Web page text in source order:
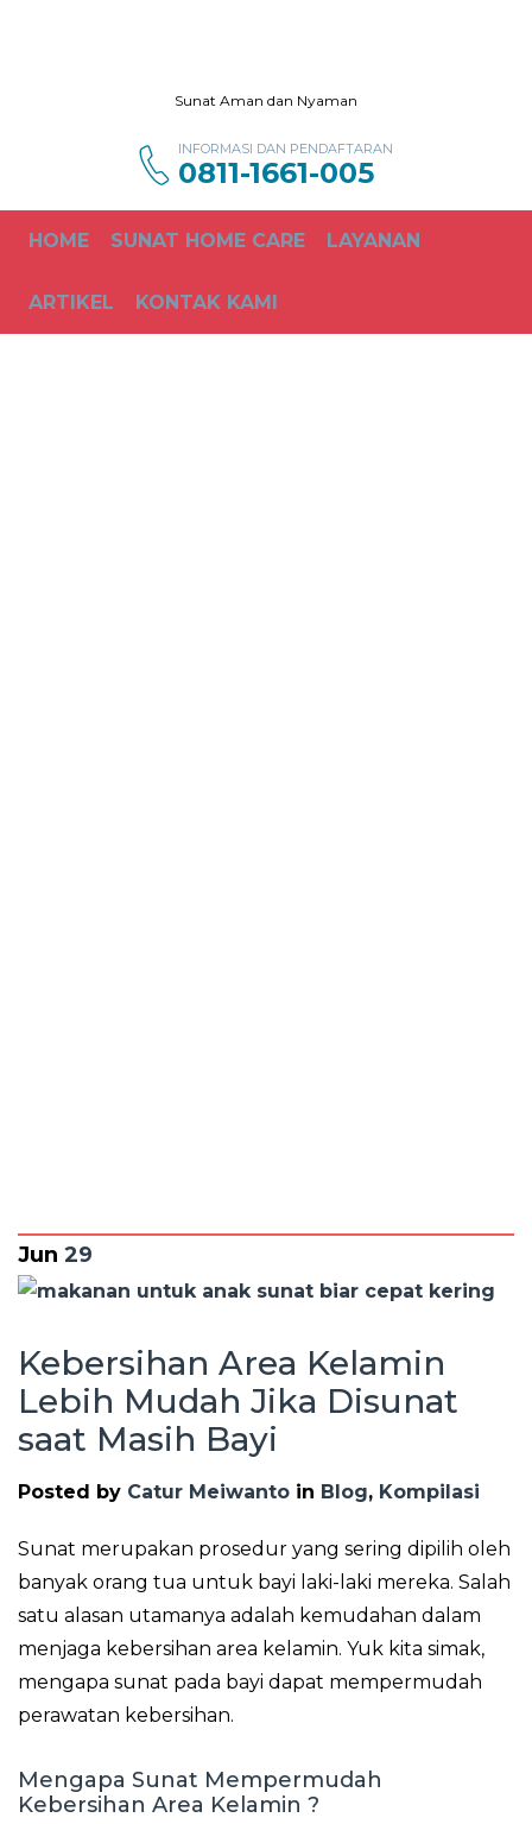
Sunat Aman dan Nyaman
INFORMASI DAN PENDAFTARAN
0811-1661-005
HOME SUNAT HOME CARE LAYANAN
ARTIKEL KONTAK KAMI
Jun 29
Kebersihan Area Kelamin
Lebih Mudah Jika Disunat
saat Masih Bayi
Posted by Catur Meiwanto in Blog, Kompilasi
Sunat merupakan prosedur yang sering dipilih oleh
banyak orang tua untuk bayi laki-laki mereka. Salah
satu alasan utamanya adalah kemudahan dalam
menjaga kebersihan area kelamin. Yuk kita simak,
mengapa sunat pada bayi dapat mempermudah
perawatan kebersihan.
Mengapa Sunat Mempermudah
Kebersihan Area Kelamin ?